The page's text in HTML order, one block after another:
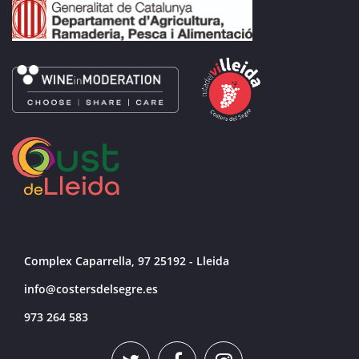
Complex Caparrella, 97 25192 - Lleida
info@costersdelsegre.es
973 264 583